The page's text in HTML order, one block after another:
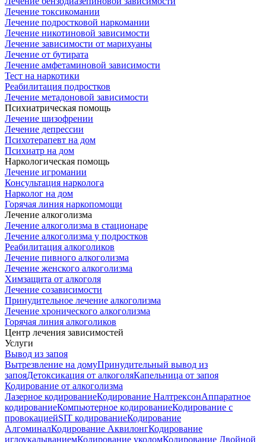
Лечение токсикомании
Лечение подростковой наркомании
Лечение никотиновой зависимости
Лечение зависимости от марихуаны
Лечение от бутирата
Лечение амфетаминовой зависимости
Тест на наркотики
Реабилитация подростков
Лечение метадоновой зависимости
Психиатрическая помощь
Лечение шизофрении
Лечение депрессии
Психотерапевт на дом
Психиатр на дом
Наркологическая помощь
Лечение игромании
Консультация нарколога
Нарколог на дом
Горячая линия наркопомощи
Лечение алкоголизма
Лечение алкоголизма в стационаре
Лечение алкоголизма у подростков
Реабилитация алкоголиков
Лечение пивного алкоголизма
Лечение женского алкоголизма
Химзащита от алкоголя
Лечение созависимости
Принудительное лечение алкоголизма
Лечение хронического алкоголизма
Горячая линия алкоголиков
Центр лечения зависимостей
Услуги
Вывод из запоя
Вытрезвление на домуПринудительный вывод из
запояДетоксикация от алкоголяКапельница от запоя
Кодирование от алкоголизма
Лазерное кодированиеКодирование НалтрексонАппаратное
кодированиеКомпьютерное кодированиеКодирование с
провокациейSIT кодированиеКодирование
АлгоминалКодирование АквилонгКодирование
иглоукалываниемКодирование уколомКодирование Двойной